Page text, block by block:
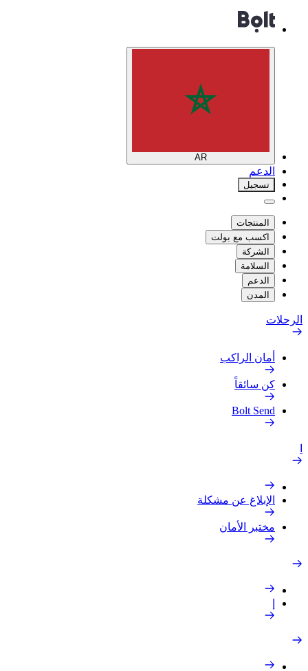
AR
الدعم
تسجيل
المنتجات
اكسب مع بولت
الشركة
السلامة
الدعم
المدن
الرحلات
أمان الراكب
كن سائقاً
Bolt Send
الإبلاغ عن مشكلة
مختبر الأمان